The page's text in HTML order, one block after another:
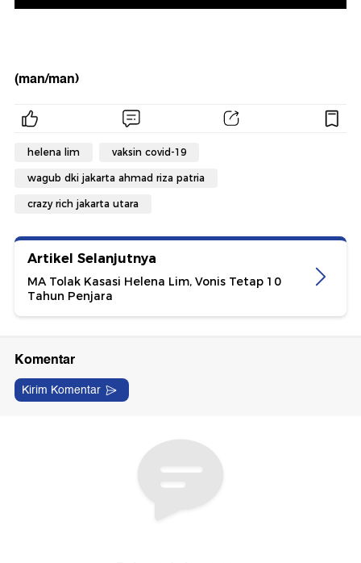
(man/man)
helena lim vaksin covid-19
wagub dki jakarta ahmad riza patria
crazy rich jakarta utara
Artikel Selanjutnya
MA Tolak Kasasi Helena Lim, Vonis Tetap 10
Tahun Penjara